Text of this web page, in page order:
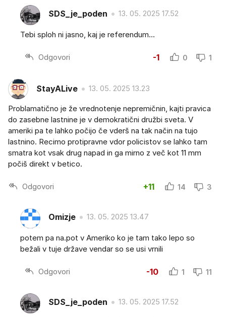
SDS_je_poden 13. 05. 2025 17.52
Tebi sploh ni jasno, kaj je referendum...
Odgovori -1 0 1
StayALive 13. 05. 2025 13.23
Problamatično je že vrednotenje nepremičnin, kajti pravica
do zasebne lastnine je v demokratični družbi sveta. V
ameriki pa te lahko počijo če vderš na tak način na tujo
lastnino. Recimo protipravne vdor policistov se lahko tam
smatra kot vsak drug napad in ga mirno z več kot 11 mm
počiš direkt v betico.
Odgovori +11 14 3
Omizje 13. 05. 2025 13.47
potem pa na.pot v Ameriko ko je tam tako lepo so
bežali v tuje države vendar so se usi vrnili
Odgovori -10 1 11
SDS_je_poden 13. 05. 2025 17.52